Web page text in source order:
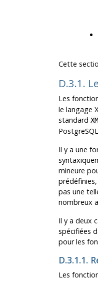
Cette
D.3.1.
Les
le langage
standard
PostgreSQL
Il y a une
mineure
pas une
nombreux
Il y a deux
spécifiées
pour les
D.3.1.1.
Les